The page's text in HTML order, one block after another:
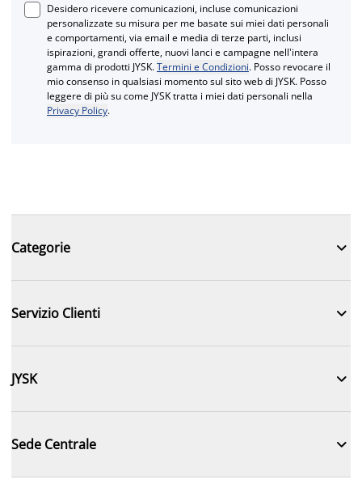
Desidero ricevere comunicazioni, incluse comunicazioni
personalizzate su misura per me basate sui miei dati personali
e comportamenti, via email e media di terze parti, inclusi
ispirazioni, grandi offerte, nuovi lanci e campagne nell'intera
gamma di prodotti JYSK.Termini e Condizioni. Posso revocare il
mio consenso in qualsiasi momento sul sito web di JYSK. Posso
leggere di più su come JYSK tratta i miei dati personali nella
Privacy Policy.
Categorie 
Servizio Clienti 
JYSK 
Sede Centrale 